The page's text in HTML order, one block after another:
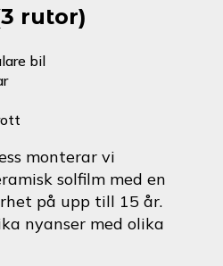
rutor)
bil
monterar vi
solfilm med en
på upp till 15 år.
nyanser med olika